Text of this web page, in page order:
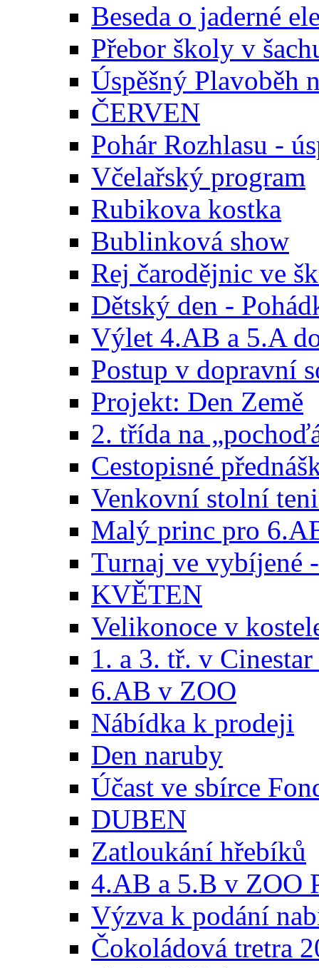
Beseda o jaderné
Přebor školy v
Úspěšný Plavoběh
ČERVEN
Pohár Rozhlasu -
Včelařský program
Rubikova kostka
Bublinková show
Rej čarodějnic ve
Dětský den -
Výlet 4.AB a 5.A
Postup v dopravní
Projekt: Den Země
2. třída na
Cestopisné
Venkovní stolní
Malý princ pro
Turnaj ve vybíjené
KVĚTEN
Velikonoce v
1. a 3. tř. v
6.AB v ZOO
Nábídka k prodeji
Den naruby
Účast ve sbírce
DUBEN
Zatloukání hřebíků
4.AB a 5.B v ZOO
Výzva k podání
Čokoládová tretra